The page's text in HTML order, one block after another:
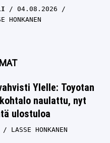
04.08.2026
HONKANEN
Ylelle: Toyotan
naulattu, nyt
ulostuloa
LASSE HONKANEN